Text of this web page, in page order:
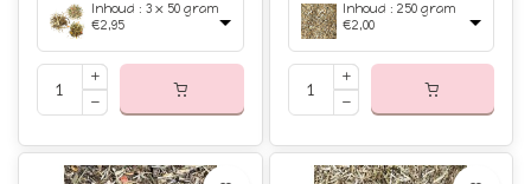
Inhoud : 3 x 50 gram
€2,95
Inhoud : 250 gram
€2,00